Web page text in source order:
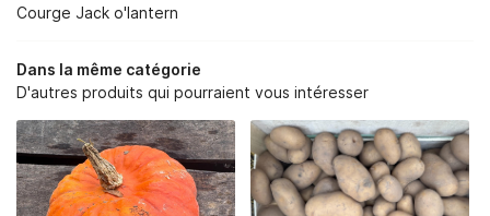
SAVOIR-FAIRE
BOUTIQUE
PHOTOS
AVIS
REJOIGNEZ-NOUS :
Courge Jack o'lantern
Dans la même catégorie
D'autres produits qui pourraient vous intéresser